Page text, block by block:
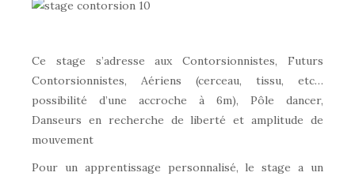
Ce stage s’adresse aux Contorsionnistes, Futurs
Contorsionnistes, Aériens (cerceau, tissu, etc…
possibilité d’une accroche à 6m), Pôle dancer,
Danseurs en recherche de liberté et amplitude de
mouvement
Pour un apprentissage personnalisé, le stage a un